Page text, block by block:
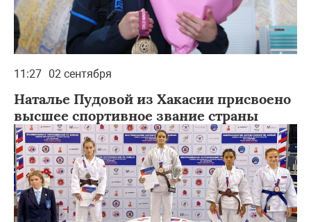
11:27 02 сентября
Наталье Пудовой из Хакасии присвоено
высшее спортивное звание страны